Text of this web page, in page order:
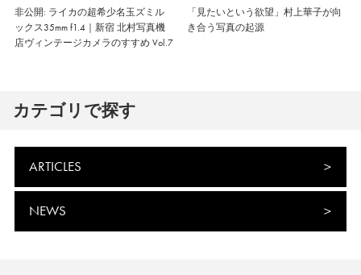
非公開: ライカの超希少名玉ズミル
ックス35mm f1.4｜新宿 北村写真機
店ヴィンテージカメラのすすめ Vol.7
「見たいという欲望」村上華子が向
き合う写真の起源
カテゴリで探す
ARTICLES
NEWS